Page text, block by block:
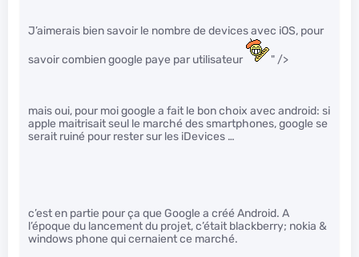
J’aimerais bien savoir le nombre de devices avec iOS, pour
savoir combien google paye par utilisateur " />
mais oui, pour moi google a fait le bon choix avec android: si
apple maitrisait seul le marché des smartphones, google se
serait ruiné pour rester sur les iDevices …
c’est en partie pour ça que Google a créé Android. A
l’époque du lancement du projet, c’était blackberry; nokia &
windows phone qui cernaient ce marché.